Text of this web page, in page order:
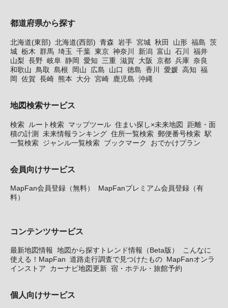
都道府県から探す
北海道(東部) 北海道(西部) 青森 岩手 宮城 秋田 山形 福島 茨
城 栃木 群馬 埼玉 千葉 東京 神奈川 新潟 富山 石川
福井
山梨 長野 岐阜 静岡 愛知 三重 滋賀 大阪 京都 兵庫 奈良
和歌山
鳥取 島根 岡山 広島 山口 徳島 香川 愛媛 高知 福
岡
佐賀 長崎 熊本 大分 宮崎 鹿児島 沖縄
地図検索サービス
検索 ルート検索 マップツール 住まい探し×未来地図
距離・面
積の計測 未来情報ランキング 住所一覧検索 郵便番号検索 駅
一覧検索 ジャンル一覧検索 ブックマーク おでかけプラン
会員向けサービス
MapFan会員登録（無料）
MapFanプレミアム会員登録（有
料）
コンテンツサービス
最新地図情報 地図から探すトレンド情報（Beta版）
こんなに
使える！MapFan 道路走行調査で見つけたもの MapFanオンラ
インストア
カーナビ地図更新 宿・ホテル・旅館予約
個人向けサービス